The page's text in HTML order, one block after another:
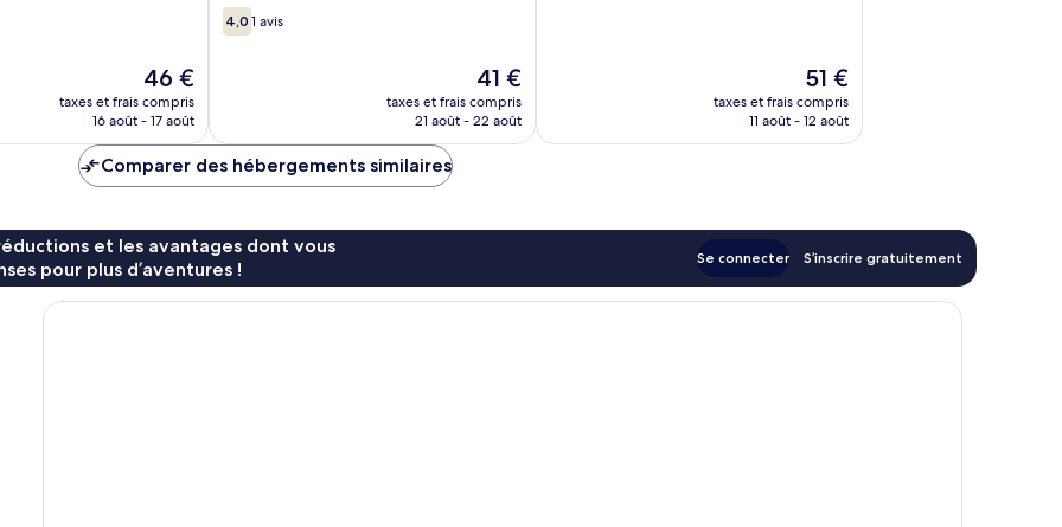
Le
nouveau
prix
de
46 €
46 €
taxes et frais compris
16 août - 17 août
4.0
sur
4,0 1 avis
Le
nouveau
prix
41 €
taxes et frais compris
21 août - 22 août
Le
nouveau
prix
51 €
taxes et frais compris
11 août - 12 août
Comparer des hébergements similaires
et les avantages dont vous
pour plus d’aventures !
Se connecter S’inscrire gratuitement